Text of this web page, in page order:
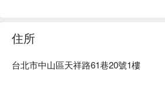
到舒緩，享受美好的體驗服務，達到全
美！
住所
台北市中山區天祥路61巷20號1樓